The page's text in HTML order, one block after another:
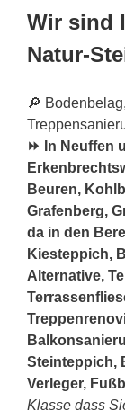
Wir sind
Natur-
🔎
⏩ In Neuffen
Beuren,
Grafenberg,
da in den
Kiesteppich,
Alternative,
Steinteppich,
Verleger,
Klasse dass